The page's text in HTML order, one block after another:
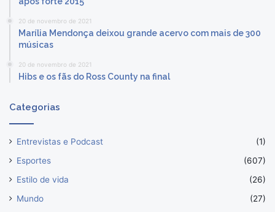
20 de novembro de 2021
Marília Mendonça deixou grande acervo com mais de 300
músicas
20 de novembro de 2021
Hibs e os fãs do Ross County na final
Categorias
Entrevistas e Podcast
(1)
Esportes
(607)
Estilo de vida
(26)
Mundo
(27)